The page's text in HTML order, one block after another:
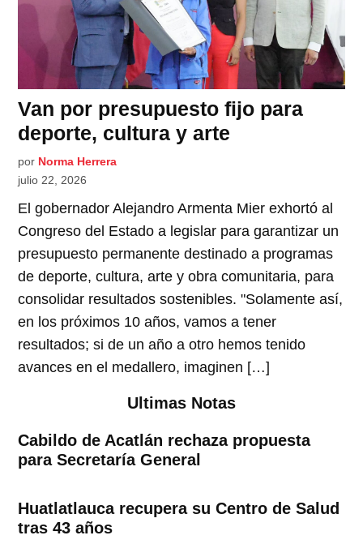
Van por presupuesto fijo para
deporte, cultura y arte
por Norma Herrera
julio 22, 2026
El gobernador Alejandro Armenta Mier exhortó al
Congreso del Estado a legislar para garantizar un
presupuesto permanente destinado a programas
de deporte, cultura, arte y obra comunitaria, para
consolidar resultados sostenibles. "Solamente así,
en los próximos 10 años, vamos a tener
resultados; si de un año a otro hemos tenido
avances en el medallero, imaginen […]
Ultimas Notas
Cabildo de Acatlán rechaza propuesta
para Secretaría General
Huatlatlauca recupera su Centro de Salud
tras 43 años